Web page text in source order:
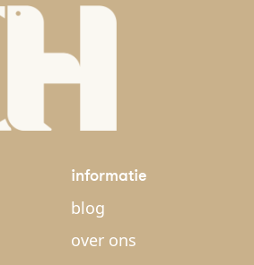
informatie
blog
over ons